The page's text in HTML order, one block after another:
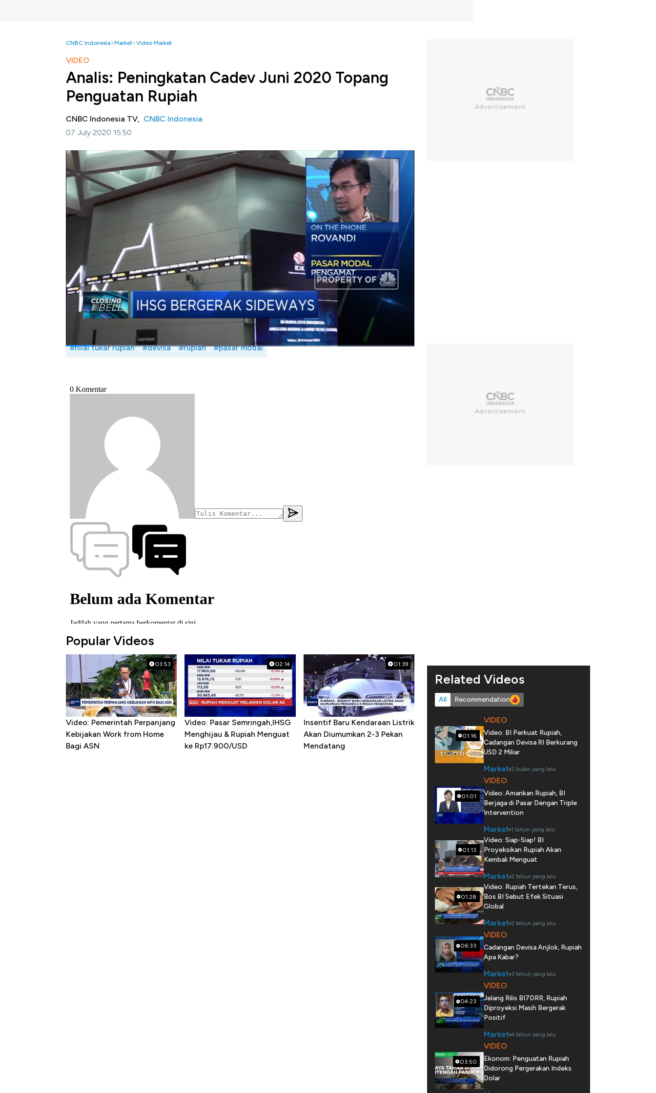
CNBC Indonesia Market Video Market
VIDEO
Analis: Peningkatan Cadev Juni 2020 Topang
Penguatan Rupiah
CNBC Indonesia TV, CNBC Indonesia
07 July 2020 15:50
Jakarta, CNBC Indonesia-Posisi nilai tukar Rupiah di pasar spot pada pukul 15:01 WIB terpantau
menguat 0,28% di level 14.400/USD, dimana salah satu penopang apresiasi mata uang Garudah
adalah rilis data cadangan devisa Juni 2020 yang naik USD 1,2 miliar dibanding bulan sebelumnya,
sehingga jika penguatan ini berlanjut maka akan berdampak positif bagi investasi.
Meski demikian, apresiasi Rupiah ini dinilai masih menjadi bagian dari teknikal rebound mengingat
sebelumnya Rupiah telah terkoreksi cukup dalam, jadi harus tetap diwaspadai. Lalu seperti apa analis
melihat arah pergerakan nilai tukar Rupiah? Selengkapnya saksikan dialog Daniel Wiguna dengan
Pengamat Pasar Modal, Rovandi dalam Closing Bell, CNBC Indonesia (Selasa, 07/07/2020)
Bagikan:
#nilai tukar rupiah #devisa #rupiah #pasar modal
Popular Videos
03:53
Video: Pemerintah Perpanjang
Kebijakan Work from Home
Bagi ASN
02:14
Video: Pasar Semringah,IHSG
Menghijau & Rupiah Menguat
ke Rp17.900/USD
01:39
Insentif Baru Kendaraan Listrik
Akan Diumumkan 2-3 Pekan
Mendatang
Related Videos
All Recommendation
01:16
VIDEO
Video: BI Perkuat Rupiah,
Cadangan Devisa RI Berkurang
USD 2 Miliar
Market 2 bulan yang lalu
01:01
VIDEO
Video: Amankan Rupiah, BI
Berjaga di Pasar Dengan Triple
Intervention
Market 1 tahun yang lalu
01:13
Video: Siap-Siap! BI
Proyeksikan Rupiah Akan
Kembali Menguat
Market 2 tahun yang lalu
01:28
Video: Rupiah Tertekan Terus,
Bos BI Sebut Efek Situasi
Global
Market 2 tahun yang lalu
06:33
VIDEO
Cadangan Devisa Anjlok, Rupiah
Apa Kabar?
Market 3 tahun yang lalu
04:23
VIDEO
Jelang Rilis BI7DRR, Rupiah
Diproyeksi Masih Bergerak
Positif
Market 4 tahun yang lalu
03:50
VIDEO
Ekonom: Penguatan Rupiah
Didorong Pergerakan Indeks
Dolar